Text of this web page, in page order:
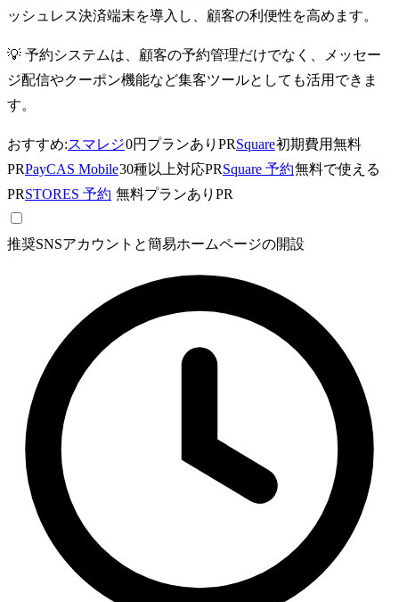
ッシュレス決済端末を導入し、顧客の利便性を高めます。
💡 予約システムは、顧客の予約管理だけでなく、メッセー
ジ配信やクーポン機能など集客ツールとしても活用できま
す。
おすすめ:スマレジ0円プランあり PRSquare初期費用無料
PRPayCAS Mobile30種以上対応PRSquare 予約無料で使える
PRSTORES 予約 無料プランあり PR
推奨SNSアカウントと簡易ホームページの開設